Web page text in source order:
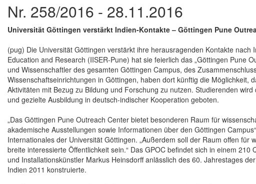
Nr. 258/2016 - 28.11.2016
Universität Göttingen verstärkt Indien-Kontakte – Göttingen Pune
(pug) Die Universität Göttingen verstärkt ihre herausragenden Kontakte
Education and Research (IISER-Pune) hat sie feierlich das „Göttingen Pune
und Wissenschaftler des gesamten Göttingen Campus, des
Wissenschaftseinrichtungen in Göttingen, haben dort künftig die Möglichkeit,
Aktivitäten mit Bezug zu Bildung und Forschung zu nutzen. Studierenden
und gezielte Ausbildung in deutsch-indischer Kooperation geboten.
„Das Göttingen Pune Outreach Center bietet besonderen Raum für
akademische Ausstellungen sowie Informationen über den Göttingen
Internationales der Universität Göttingen. „Außerdem soll der Raum offen für
breite interessierte Öffentlichkeit sein.“ Das GPOC befindet sich in einem
und Installationskünstler Markus Heinsdorff anlässlich des 60. Jahrestages
Indien 2011 konstruierte.